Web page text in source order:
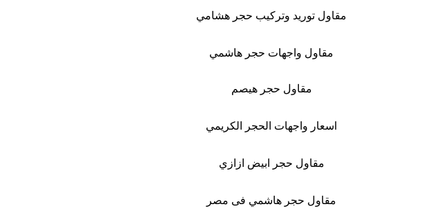
مقاول توريد وتركيب حجر هشامي
مقاول واجهات حجر هاشمي
مقاول حجر هيصم
اسعار واجهات الحجر الكريمي
مقاول حجر ابيض ازازي
مقاول حجر هاشمي فى مصر